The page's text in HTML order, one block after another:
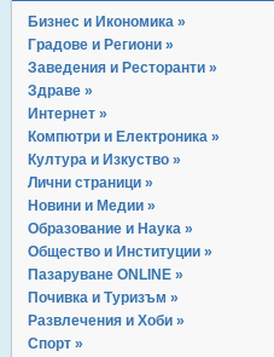
Бизнес и Икономика »
Градове и Региони »
Заведения и Ресторанти »
Здраве »
Интернет »
Компютри и Електроника »
Култура и Изкуство »
Лични страници »
Новини и Медии »
Образование и Наука »
Общество и Институции »
Пазаруване ONLINE »
Почивка и Туризъм »
Развлечения и Хоби »
Спорт »